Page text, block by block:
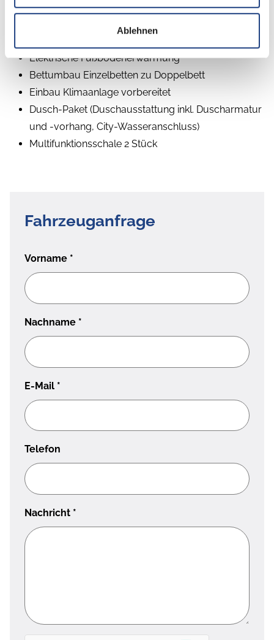
Ablehnen
Auflastung 1.700 kg (inkl. Stahlrad 195 R14 C LI106)
Elektrische Fußbodenerwärmung
Bettumbau Einzelbetten zu Doppelbett
Einbau Klimaanlage vorbereitet
Dusch-Paket (Duschausstattung inkl. Duscharmatur
und -vorhang, City-Wasseranschluss)
Multifunktionsschale 2 Stück
Fahrzeuganfrage
Vorname *
Nachname *
E-Mail *
Telefon
Nachricht *